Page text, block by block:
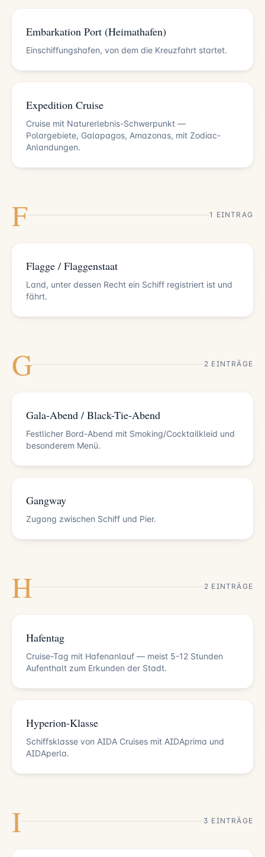
Embarkation Port (Heimathafen)
Einschiffungshafen, von dem die Kreuzfahrt startet.
Expedition Cruise
Cruise mit Naturerlebnis-Schwerpunkt —
Polargebiete, Galapagos, Amazonas, mit Zodiac-
Anlandungen.
F 1 EINTRAG
Flagge / Flaggenstaat
Land, unter dessen Recht ein Schiff registriert ist und
fährt.
G 2 EINTRÄGE
Gala-Abend / Black-Tie-Abend
Festlicher Bord-Abend mit Smoking/Cocktailkleid und
besonderem Menü.
Gangway
Zugang zwischen Schiff und Pier.
H 2 EINTRÄGE
Hafentag
Cruise-Tag mit Hafenanlauf — meist 5-12 Stunden
Aufenthalt zum Erkunden der Stadt.
Hyperion-Klasse
Schiffsklasse von AIDA Cruises mit AIDAprima und
AIDAperla.
I 3 EINTRÄGE